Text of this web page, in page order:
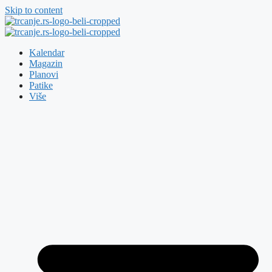
Skip to content
Kalendar
Magazin
Planovi
Patike
Više